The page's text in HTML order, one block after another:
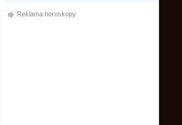
Reklama horoskopy